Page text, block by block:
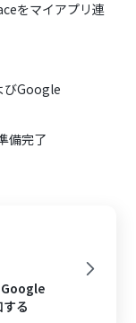
をマイアプリ連
びGoogle
備完了
る